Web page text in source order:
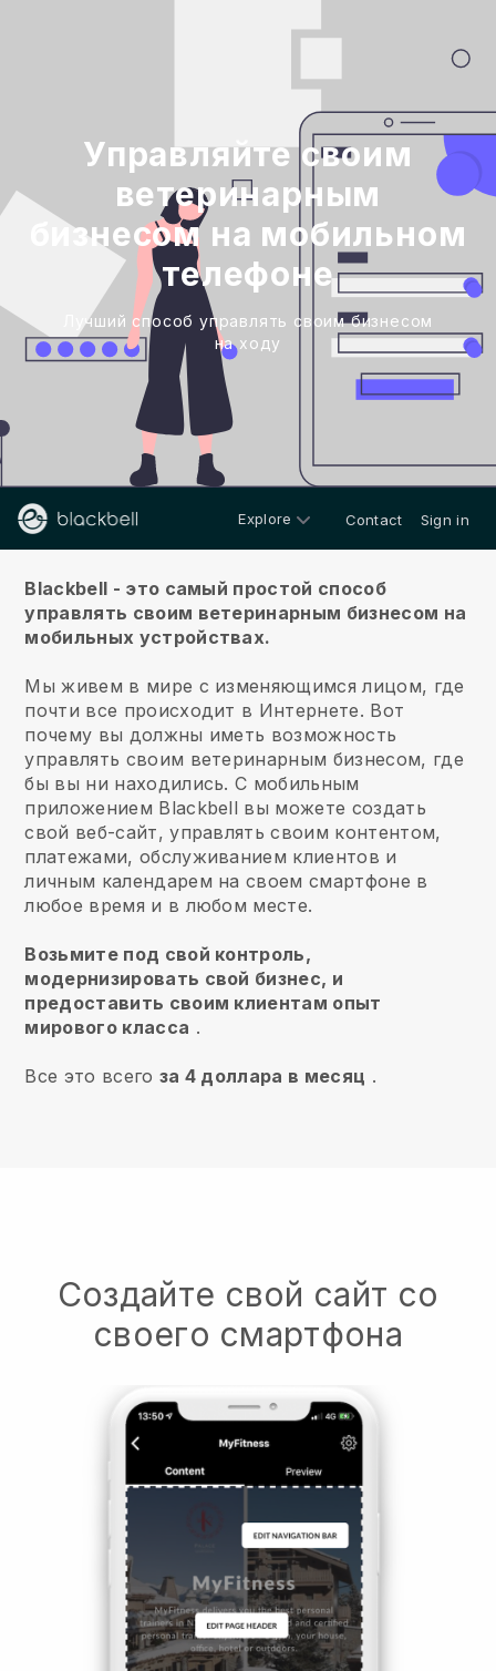
Управляйте своим
ветеринарным
бизнесом на мобильном
телефоне
Лучший способ управлять своим бизнесом
на ходу
Explore Contact Sign in
Blackbell - это самый простой способ
управлять своим ветеринарным бизнесом на
мобильных устройствах.
Мы живем в мире с изменяющимся лицом, где
почти все происходит в Интернете. Вот
почему вы должны иметь возможность
управлять своим ветеринарным бизнесом, где
бы вы ни находились. С мобильным
приложением Blackbell вы можете создать
свой веб-сайт, управлять своим контентом,
платежами, обслуживанием клиентов и
личным календарем на своем смартфоне в
любое время и в любом месте.
Возьмите под свой контроль,
модернизировать свой бизнес, и
предоставить своим клиентам опыт
мирового класса .
Все это всего за 4 доллара в месяц .
Создайте свой сайт со
своего смартфона